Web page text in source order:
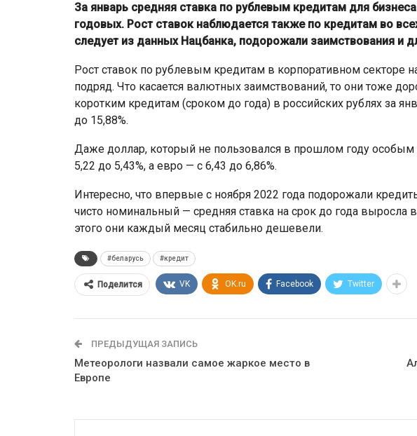
За январь средняя ставка по рублевым кредитам для
годовых. Рост ставок наблюдается также по кредитам во
следует из данных Нацбанка, подорожали заимствования и
Рост ставок по рублевым кредитам в корпоративном секторе
подряд. Что касается валютных заимствований, то они тоже
коротким кредитам (сроком до года) в российских рублях за
до 15,88%.
Даже доллар, который не пользовался в прошлом году
5,22 до 5,43%, а евро — с 6,43 до 6,86%.
Интересно, что впервые с ноября 2022 года подорожали
чисто номинальный — средняя ставка на срок до года выросла
этого они каждый месяц стабильно дешевели.
#беларусь #кредит
Поделится VK OK.ru Facebook Twitter
ПРЕДЫДУЩАЯ ЗАПИСЬ
Метеорологи назвали самое жаркое место в
Европе